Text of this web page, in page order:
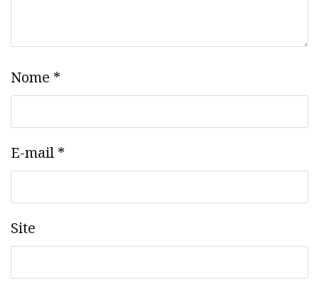
Nome *
E-mail *
Site